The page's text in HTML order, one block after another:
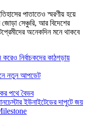
পাতাতেও স্মরণীয় হয়ে
সেঞ্চুরি, আর বিদেশের
অনেকদিন মনে থাকবে
নির্বাচকদের কাঠগড়ায়
নতুন আপডেট
পথে বৈভব
ইউনাইটেডের দাপুটে জয়